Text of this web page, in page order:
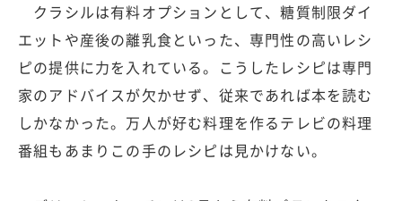
クラシルは有料オプションとして、糖質制限ダイ
エットや産後の離乳食といった、専門性の高いレシ
ピの提供に力を入れている。こうしたレシピは専門
家のアドバイスが欠かせず、従来であれば本を読む
しかなかった。万人が好む料理を作るテレビの料理
番組もあまりこの手のレシピは見かけない。